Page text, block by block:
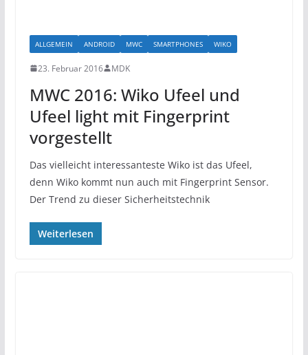
ALLGEMEIN ANDROID MWC SMARTPHONES WIKO
23. Februar 2016 MDK
MWC 2016: Wiko Ufeel und
Ufeel light mit Fingerprint
vorgestellt
Das vielleicht interessanteste Wiko ist das Ufeel,
denn Wiko kommt nun auch mit Fingerprint Sensor.
Der Trend zu dieser Sicherheitstechnik
Weiterlesen